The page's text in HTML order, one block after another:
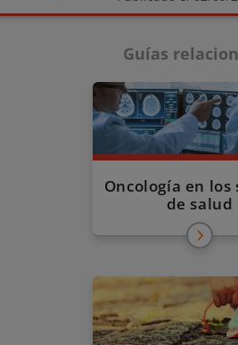
Guías
Oncología en los
de salud